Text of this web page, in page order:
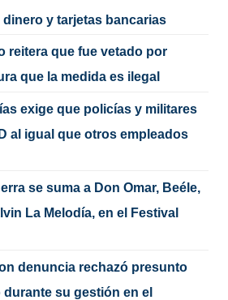
y tarjetas bancarias
reitera que fue vetado por
que la medida es ilegal
exige que policías y militares
al igual que otros empleados
se suma a Don Omar, Beéle,
La Melodía, en el Festival
denuncia rechazó presunto
su gestión en el